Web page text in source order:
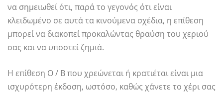
να σημειωθεί ότι, παρά το γεγονός ότι είναι
κλειδωμένο σε αυτά τα κινούμενα σχέδια, η επίθεση
μπορεί να διακοπεί προκαλώντας θραύση του χεριού
σας και να υποστεί ζημιά.
Η επίθεση O / B που χρεώνεται ή κρατιέται είναι μια
ισχυρότερη έκδοση, ωστόσο, καθώς χάνετε το χέρι σας